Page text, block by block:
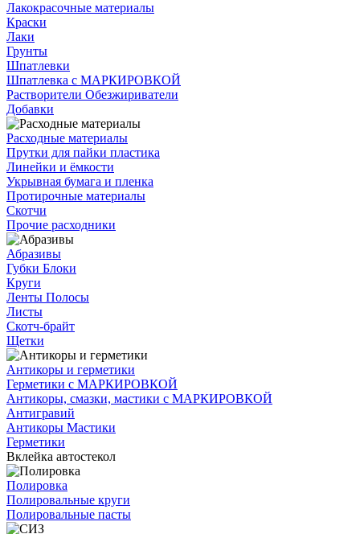
Лакокрасочные материалы
Краски
Лаки
Грунты
Шпатлевки
Шпатлевка с МАРКИРОВКОЙ
Растворители Обезжириватели
Добавки
Расходные материалы
Прутки для пайки пластика
Линейки и ёмкости
Укрывная бумага и пленка
Протирочные материалы
Скотчи
Прочие расходники
Абразивы
Губки Блоки
Круги
Ленты Полосы
Листы
Скотч-брайт
Щетки
Антикоры и герметики
Герметики с МАРКИРОВКОЙ
Антикоры, смазки, мастики с МАРКИРОВКОЙ
Антигравий
Антикоры Мастики
Герметики
Вклейка автостекол
Полировка
Полировальные круги
Полировальные пасты